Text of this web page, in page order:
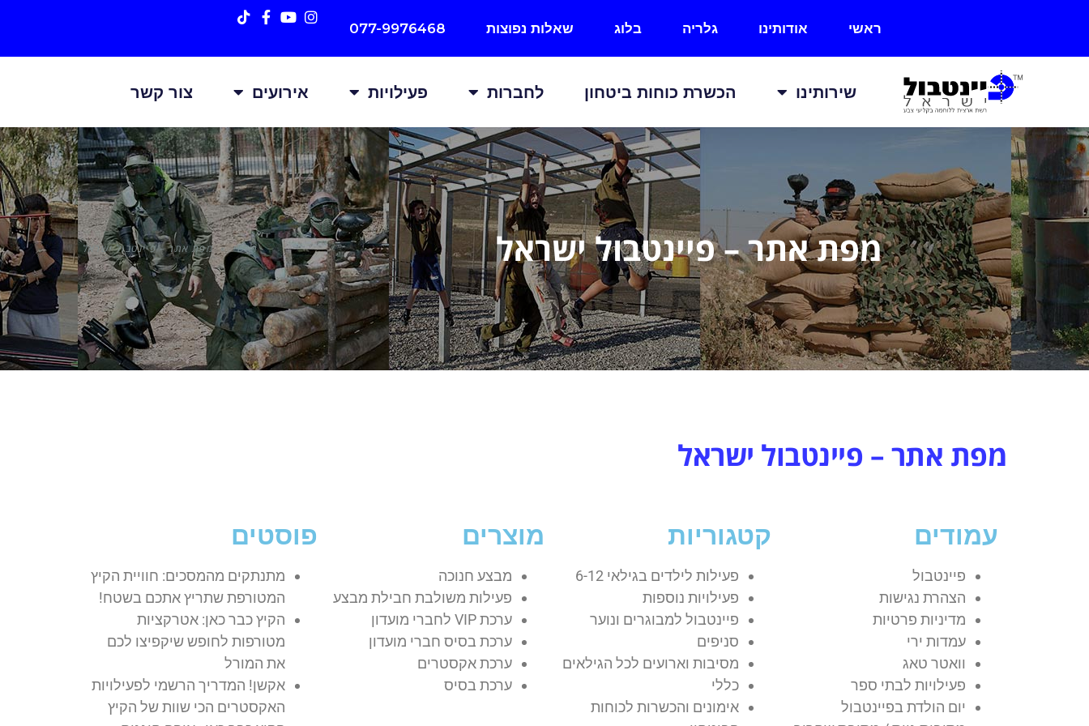
ראשי אודותינו גלריה בלוג שאלות נפוצות 077-9976468
שירותינו הכשרת כוחות ביטחון לחברות פעילויות אירועים צור קשר
מפת אתר – פיינטבול ישראל ראשי » מפת אתר – פיינטבול ישראל
מפת אתר – פיינטבול ישראל
עמודים
פיינטבול
הצהרת נגישות
מדיניות פרטיות
עמדות ירי
וואטר טאג
פעילויות לבתי ספר
יום הולדת בפיינטבול
קטגוריות
פעילות לילדים בגילאי 6-12
פעילויות נוספות
פיינטבול למבוגרים ונוער
סניפים
מסיבות וארועים לכל הגילאים
כללי
אימונים והכשרות לכוחות
מוצרים
מבצע חנוכה
פעילות משולבת חבילת מבצע
ערכת VIP לחברי מועדון
ערכת בסיס חברי מועדון
ערכת אקסטרים
ערכת בסיס
פוסטים
מתנתקים מהמסכים: חוויית הקיץ
המטורפת שתריץ אתכם בשטח!
הקיץ כבר כאן: אטרקציות
מטורפות לחופש שיקפיצו לכם
את המורל
אקשן! המדריך הרשמי לפעילויות
האקסטרים הכי שוות של הקיץ